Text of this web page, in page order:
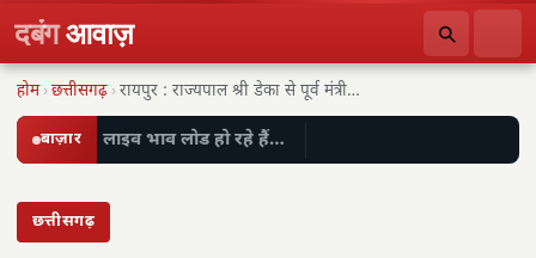
दबंगआवाज़
होम ›छत्तीसगढ़ ›रायपुर : राज्यपाल श्री डेका से पूर्व मंत्री…
बाज़ार लाइव भाव लोड हो रहे हैं…
छत्तीसगढ़